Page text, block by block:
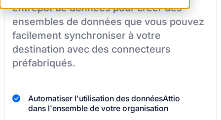
entrepôt de données pour créer des
ensembles de données que vous pouvez
facilement synchroniser à votre
destination avec des connecteurs
préfabriqués.
Automatiser l'utilisation des donnéesAttio
dans l'ensemble de votre organisation